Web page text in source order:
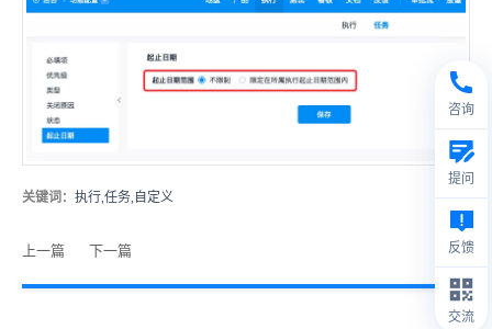
关键词 ：执行,任务,自定义
上一篇 下一篇
咨询
提问
反馈
交流